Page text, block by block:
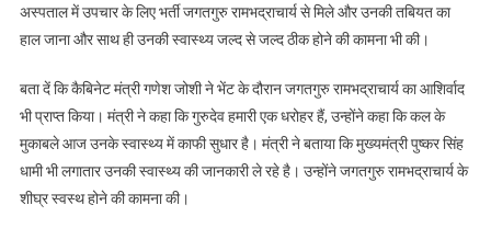
के
खबर
लेने
पहुंचे
कैबिनेट
अस्पताल में उपचार के लिए भर्ती जगतगुरु रामभद्राचार्य से मिले और उनकी तबियत का
हाल जाना और साथ ही उनकी स्वास्थ्य जल्द से जल्द ठीक होने की कामना भी की।
बता दें कि कैबिनेट मंत्री गणेश जोशी ने भेंट के दौरान जगतगुरु रामभद्राचार्य का आशिर्वाद
भी प्राप्त किया। मंत्री ने कहा कि गुरुदेव हमारी एक धरोहर हैं, उन्होंने कहा कि कल के
मुकाबले आज उनके स्वास्थ्य में काफी सुधार है। मंत्री ने बताया कि मुख्यमंत्री पुष्कर सिंह
धामी भी लगातार उनकी स्वास्थ्य की जानकारी ले रहे है। उन्होंने जगतगुरु रामभद्राचार्य के
शीघ्र स्वस्थ होने की कामना की।